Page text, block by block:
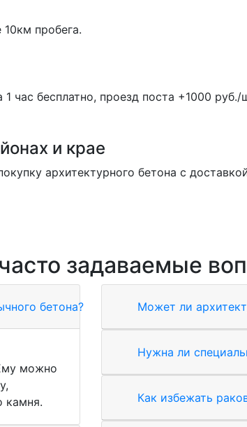
пробега.
час бесплатно, проезд поста +1000 руб./
и крае
архитектурного бетона с
задаваемые
бетона?
можно
камня.
Может ли
Нужна ли
Как избежать